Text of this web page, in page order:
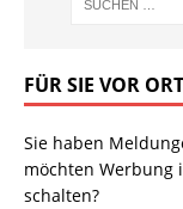
FÜR SIE VOR ORT
Sie haben
möchten Werbung
schalten?